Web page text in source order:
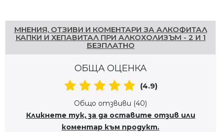
МНЕНИЯ, ОТЗИВИ И КОМЕНТАРИ ЗА АЛКОФИТАЛ
КАПКИ И ХЕПАВИТАЛ ПРИ АЛКОХОЛИЗЪМ - 2 И 1
БЕЗПЛАТНО
ОБЩА ОЦЕНКА
(4.9)
Общо отзвиви (40)
Кликнете тук, за да оставите отзив или
коментар към продукт.